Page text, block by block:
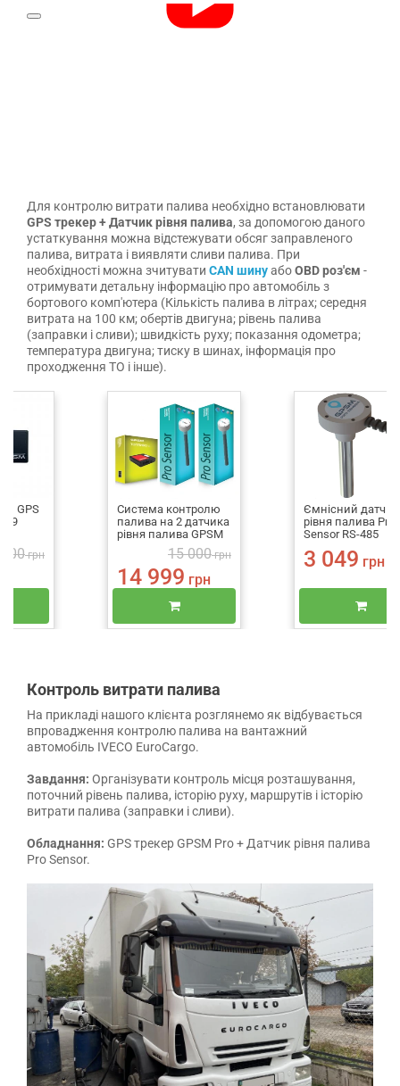
Для контролю витрати палива необхідно встановлювати
GPS трекер + Датчик рівня палива, за допомогою даного
устаткування можна відстежувати обсяг заправленого
палива, витрата і виявляти сливи палива. При
необхідності можна зчитувати CAN шинуабоOBD роз'єм -
отримувати детальну інформацію про автомобіль з
бортового комп'ютера (Кількість палива в літрах; середня
витрата на 100 км; обертів двигуна; рівень палива
(заправки і сливи); швидкість руху; показання одометра;
температура двигуна; тиску в шинах, інформація про
проходження ТО і інше).
GPS
U9
грн
Система контролю
палива на 2 датчика
рівня палива GPSM
Pro (2 ДУТ)15 000грн
14 999 грн
Ємнісний датчик
рівня палива Pro
Sensor RS-485
3 049 грн
Контроль витрати палива
На прикладі нашого клієнта розглянемо як відбувається
впровадження контролю палива на вантажний
автомобіль IVECO EuroCargo.
Завдання: Організувати контроль місця розташування,
поточний рівень палива, історію руху, маршрутів і історію
витрати палива (заправки і сливи).
Обладнання: GPS трекер GPSM Pro + Датчик рівня палива
Pro Sensor.